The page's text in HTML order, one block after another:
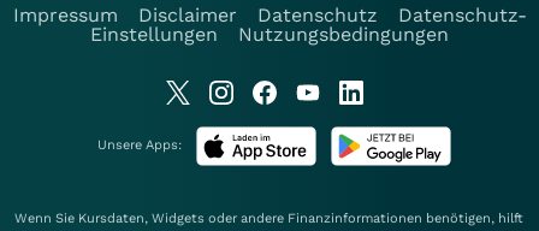
Impressum
Disclaimer Datenschutz
Datenschutz-
Einstellungen
Nutzungsbedingungen
Unsere Apps:
Wenn Sie Kursdaten, Widgets oder andere Finanzinformationen benötigen, hilft